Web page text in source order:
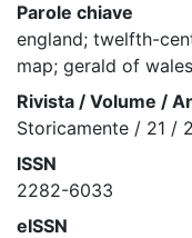
Parole chiave
england; twelfth-
map; gerald of
Rivista / Volume /
Storicamente / 21 /
ISSN
2282-6033
eISSN